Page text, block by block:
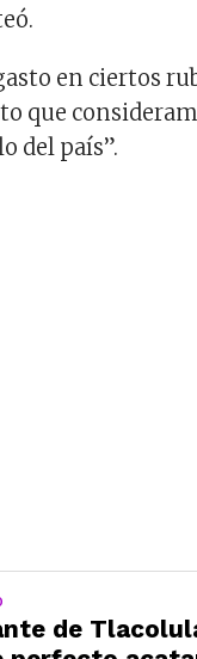
en ciertos
que
del país”.
de